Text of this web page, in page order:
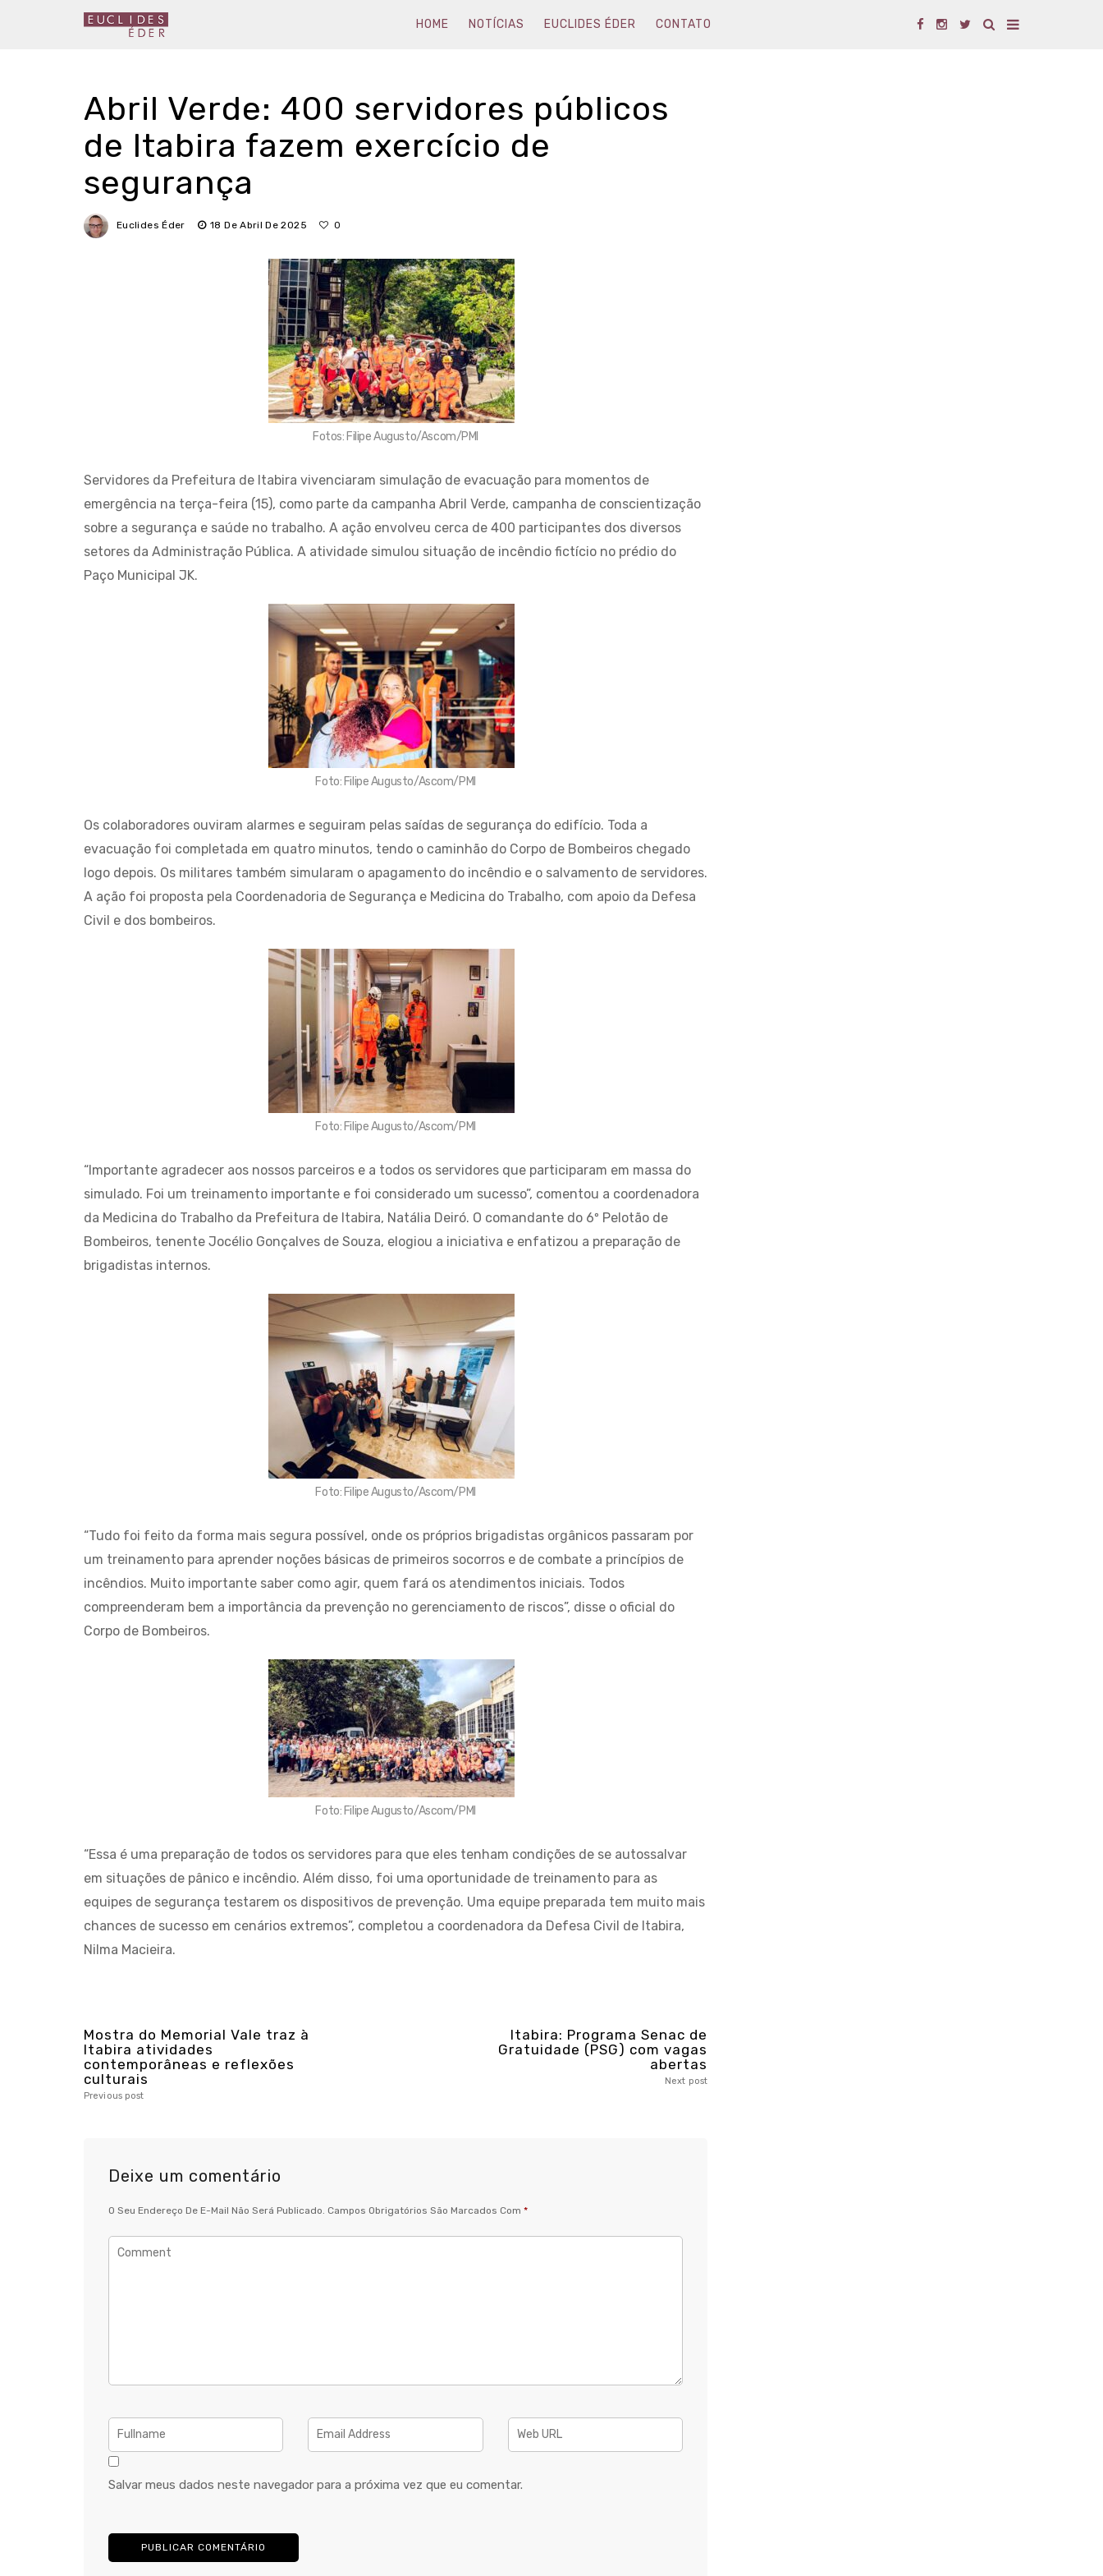
HOME NOTÍCIAS EUCLIDES ÉDER CONTATO
Abril Verde: 400 servidores públicos
de Itabira fazem exercício de
segurança
Euclides Éder 18 De Abril De 2025 0
Fotos: Filipe Augusto/Ascom/PMI
Servidores da Prefeitura de Itabira vivenciaram simulação de evacuação para momentos de
emergência na terça-feira (15), como parte da campanha Abril Verde, campanha de conscientização
sobre a segurança e saúde no trabalho. A ação envolveu cerca de 400 participantes dos diversos
setores da Administração Pública. A atividade simulou situação de incêndio fictício no prédio do
Paço Municipal JK.
Foto: Filipe Augusto/Ascom/PMI
Os colaboradores ouviram alarmes e seguiram pelas saídas de segurança do edifício. Toda a
evacuação foi completada em quatro minutos, tendo o caminhão do Corpo de Bombeiros chegado
logo depois. Os militares também simularam o apagamento do incêndio e o salvamento de servidores.
A ação foi proposta pela Coordenadoria de Segurança e Medicina do Trabalho, com apoio da Defesa
Civil e dos bombeiros.
Foto: Filipe Augusto/Ascom/PMI
“Importante agradecer aos nossos parceiros e a todos os servidores que participaram em massa do
simulado. Foi um treinamento importante e foi considerado um sucesso”, comentou a coordenadora
da Medicina do Trabalho da Prefeitura de Itabira, Natália Deiró. O comandante do 6º Pelotão de
Bombeiros, tenente Jocélio Gonçalves de Souza, elogiou a iniciativa e enfatizou a preparação de
brigadistas internos.
Foto: Filipe Augusto/Ascom/PMI
“Tudo foi feito da forma mais segura possível, onde os próprios brigadistas orgânicos passaram por
um treinamento para aprender noções básicas de primeiros socorros e de combate a princípios de
incêndios. Muito importante saber como agir, quem fará os atendimentos iniciais. Todos
compreenderam bem a importância da prevenção no gerenciamento de riscos”, disse o oficial do
Corpo de Bombeiros.
Foto: Filipe Augusto/Ascom/PMI
“Essa é uma preparação de todos os servidores para que eles tenham condições de se autossalvar
em situações de pânico e incêndio. Além disso, foi uma oportunidade de treinamento para as
equipes de segurança testarem os dispositivos de prevenção. Uma equipe preparada tem muito mais
chances de sucesso em cenários extremos”, completou a coordenadora da Defesa Civil de Itabira,
Nilma Macieira.
Mostra do Memorial Vale traz à
Itabira atividades
contemporâneas e reflexões
culturais
Previous post
Itabira: Programa Senac de
Gratuidade (PSG) com vagas
abertas
Next post
Deixe um comentário
O Seu Endereço De E-Mail Não Será Publicado. Campos Obrigatórios São Marcados Com *
Salvar meus dados neste navegador para a próxima vez que eu comentar.